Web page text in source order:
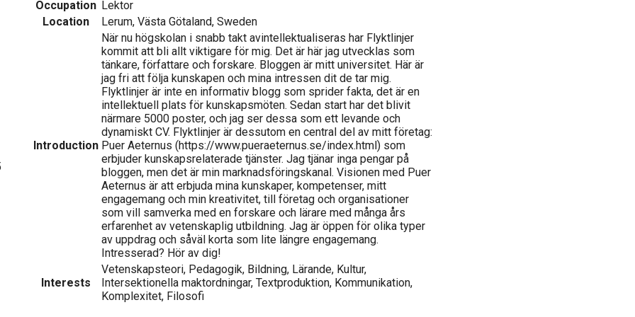
Occupation Lektor
Location
Lerum, Västa Götaland, Sweden
Introduction
När nu högskolan i snabb takt avintellektualiseras har Flyktlinjer
kommit att bli allt viktigare för mig. Det är här jag utvecklas som
tänkare, författare och forskare. Bloggen är mitt universitet. Här är
jag fri att följa kunskapen och mina intressen dit de tar mig.
Flyktlinjer är inte en informativ blogg som sprider fakta, det är en
intellektuell plats för kunskapsmöten. Sedan start har det blivit
närmare 5000 poster, och jag ser dessa som ett levande och
dynamiskt CV. Flyktlinjer är dessutom en central del av mitt företag:
Puer Aeternus (https://www.pueraeternus.se/index.html) som
erbjuder kunskapsrelaterade tjänster. Jag tjänar inga pengar på
bloggen, men det är min marknadsföringskanal. Visionen med Puer
Aeternus är att erbjuda mina kunskaper, kompetenser, mitt
engagemang och min kreativitet, till företag och organisationer
som vill samverka med en forskare och lärare med många års
erfarenhet av vetenskaplig utbildning. Jag är öppen för olika typer
av uppdrag och såväl korta som lite längre engagemang.
Intresserad? Hör av dig!
Interests
Vetenskapsteori, Pedagogik, Bildning, Lärande, Kultur,
Intersektionella maktordningar, Textproduktion, Kommunikation,
Komplexitet, Filosofi